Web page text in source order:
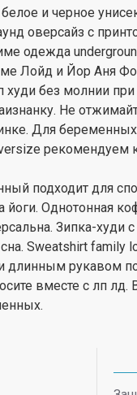
и черное
оверсайз с
одежда
Лойд и Йор Аня
худи без молнии
Не
Для
рекомендуем
подходит для
йоги. Однотонная
Зипка-худи
Sweatshirt family
рукавом
вместе с лп